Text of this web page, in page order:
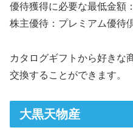
優待獲得に必要な最低金額
株主優待：プレミアム優待
カタログギフトから好きな
交換することができます。
大黒天物産